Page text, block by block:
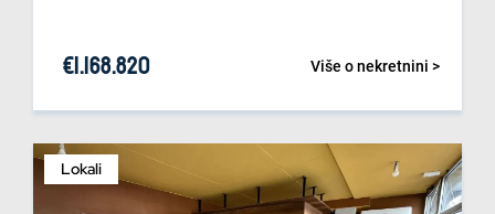
Više o nekretnini >
€1.168.820
Lokali